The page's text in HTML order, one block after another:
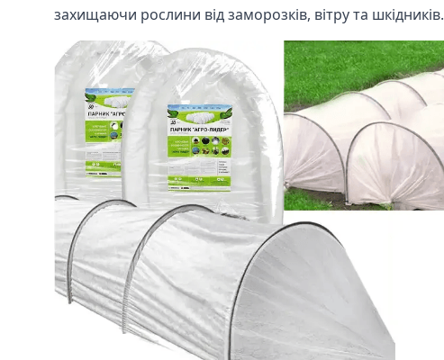
захищаючи рослини від заморозків, вітру та шкідників.